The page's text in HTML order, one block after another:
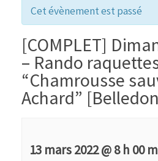
Cet évènement est passé
[COMPLET]
– Rando
“Chamrousse
Achard”
13 mars 2022 @ 8 h 00